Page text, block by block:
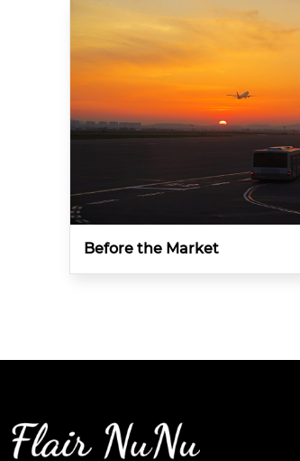
Before the Market